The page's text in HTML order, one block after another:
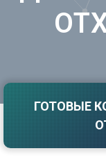
Владимир
Волгоград
И
Ижевск
ГОТОВЫЕ